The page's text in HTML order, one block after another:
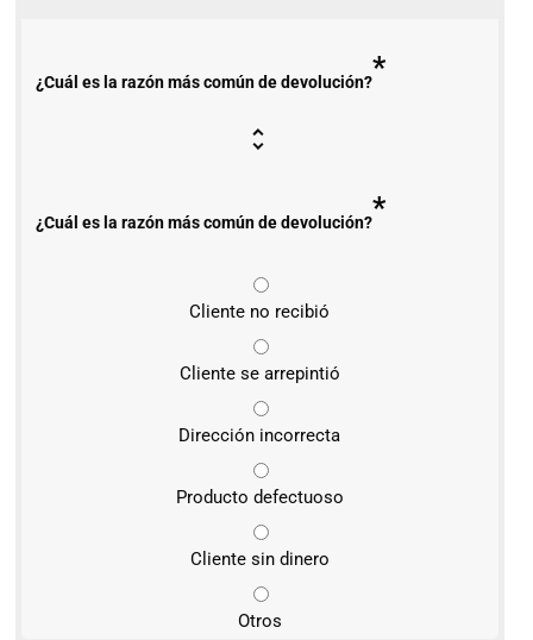
¿Cuál es la razón más común de devolución?*
¿Cuál es la razón más común de devolución?*
Cliente no recibió
Cliente se arrepintió
Dirección incorrecta
Producto defectuoso
Cliente sin dinero
Otros